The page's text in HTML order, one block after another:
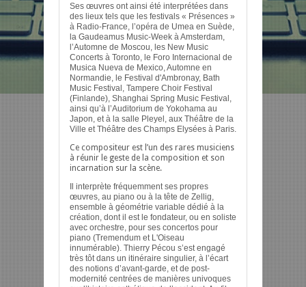
Ses œuvres ont ainsi été interprétées dans
des lieux tels que les festivals « Présences »
à Radio-France, l’opéra de Umea en Suède,
la Gaudeamus Music-Week à Amsterdam,
l’Automne de Moscou, les New Music
Concerts à Toronto, le Foro Internacional de
Musica Nueva de Mexico, Automne en
Normandie, le Festival d'Ambronay, Bath
Music Festival, Tampere Choir Festival
(Finlande), Shanghai Spring Music Festival,
ainsi qu’à l’Auditorium de Yokohama au
Japon, et à la salle Pleyel, aux Théâtre de la
Ville et Théâtre des Champs Elysées à Paris.
Ce compositeur est l’un des rares musiciens
à réunir le geste de la composition et son
incarnation sur la scène.
Il interprète fréquemment ses propres
œuvres, au piano ou à la tête de Zellig,
ensemble à géométrie variable dédié à la
création, dont il est le fondateur, ou en soliste
avec orchestre, pour ses concertos pour
piano (Tremendum et L'Oiseau
innumérable). Thierry Pécou s’est engagé
très tôt dans un itinéraire singulier, à l’écart
des notions d’avant-garde, et de post-
modernité centrées de manières univoques